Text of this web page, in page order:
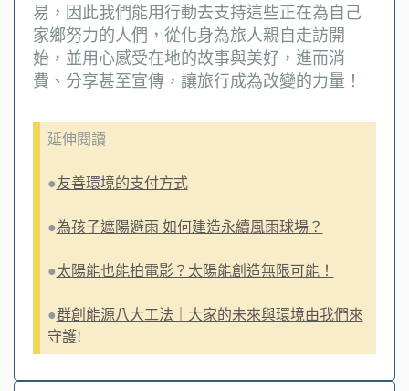
易，因此我們能用行動去支持這些正在為自己
家鄉努力的人們，從化身為旅人親自走訪開
始，並用心感受在地的故事與美好，進而消
費、分享甚至宣傳，讓旅行成為改變的力量！
延伸閱讀
●友善環境的支付方式
●為孩子遮陽避雨 如何建造永續風雨球場？
●太陽能也能拍電影？太陽能創造無限可能！
●群創能源八大工法｜大家的未來與環境由我們來
守護!